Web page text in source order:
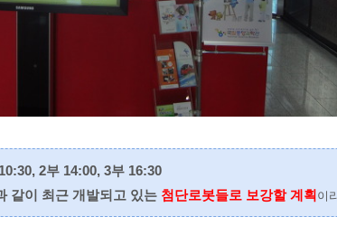
2부 14:00, 3부 16:30
같이 최근 개발되고 있는 첨단로봇들로 보강할 계획 이